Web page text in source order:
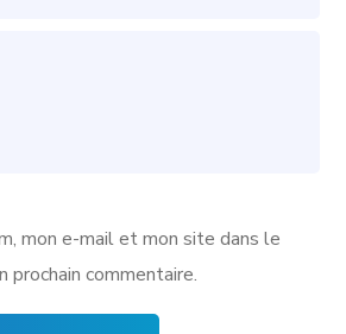
mon e-mail et mon site dans le
prochain commentaire.